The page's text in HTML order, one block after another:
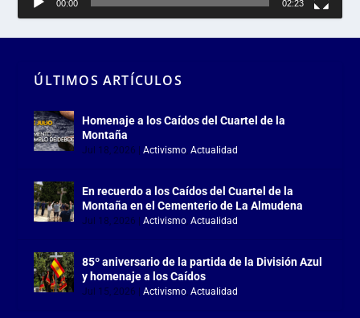
00:00 02:23
ÚLTIMOS ARTÍCULOS
Homenaje a los Caídos del Cuartel de la
Montaña
Jul 18, 2026 |Activismo,Actualidad
En recuerdo a los Caídos del Cuartel de la
Montaña en el Cementerio de La Almudena
Jul 18, 2026 |Activismo,Actualidad
85º aniversario de la partida de la División Azul
y homenaje a los Caídos
Jul 15, 2026 |Activismo,Actualidad